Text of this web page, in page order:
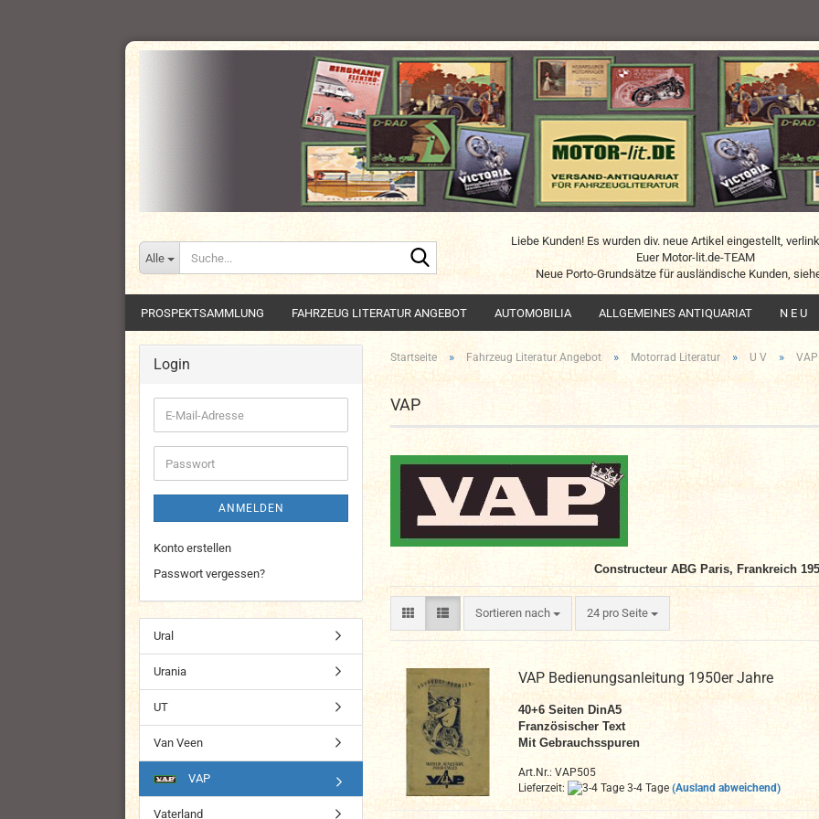
Alle
Suche...
Liebe Kunden! Es wurden div. neue Artikel eingestellt,
Euer Motor-lit.de-TEAM
Neue Porto-Grundsätze für ausländische Kunden,
PROSPEKTSAMMLUNG FAHRZEUG LITERATUR ANGEBOT AUTOMOBILIA ALLGEMEINES ANTIQUARIAT N E U
Startseite » Fahrzeug Literatur Angebot » Motorrad Literatur » U V » VAP
VAP
Constructeur ABG Paris, Frankreich
Sortieren nach
Sortieren nach 24 pro Seite
pro Seite
VAP Bedienungsanleitung 1950er Jahre
40+6 Seiten DinA5
Französischer Text
Mit Gebrauchsspuren
Art.Nr.: VAP505
Lieferzeit:
3-4 Tage (Ausland abweichend)
Login
E-
Mail-
Adresse
Passwort
ANMELDEN
Konto erstellen
Passwort vergessen?
Ural
Urania
UT
Van Veen
VAP
Vaterland